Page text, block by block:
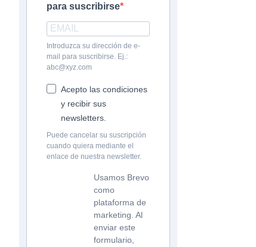
para suscribirse
Introduzca su dirección de e-
mail para suscribirse. Ej.:
abc@xyz.com
Acepto las condiciones
y recibir sus
newsletters.
Puede cancelar su suscripción
cuando quiera mediante el
enlace de nuestra newsletter.
Usamos Brevo
como
plataforma de
marketing. Al
enviar este
formulario,